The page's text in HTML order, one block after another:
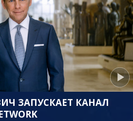
ЗАПУСКАЕТ КАНАЛ